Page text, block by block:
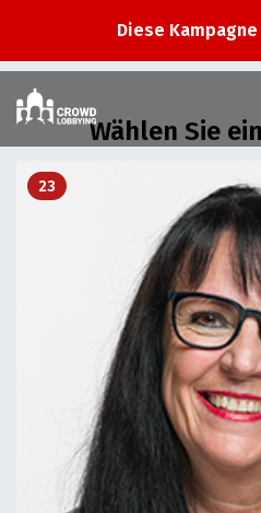
Diese
Wählen Sie
23